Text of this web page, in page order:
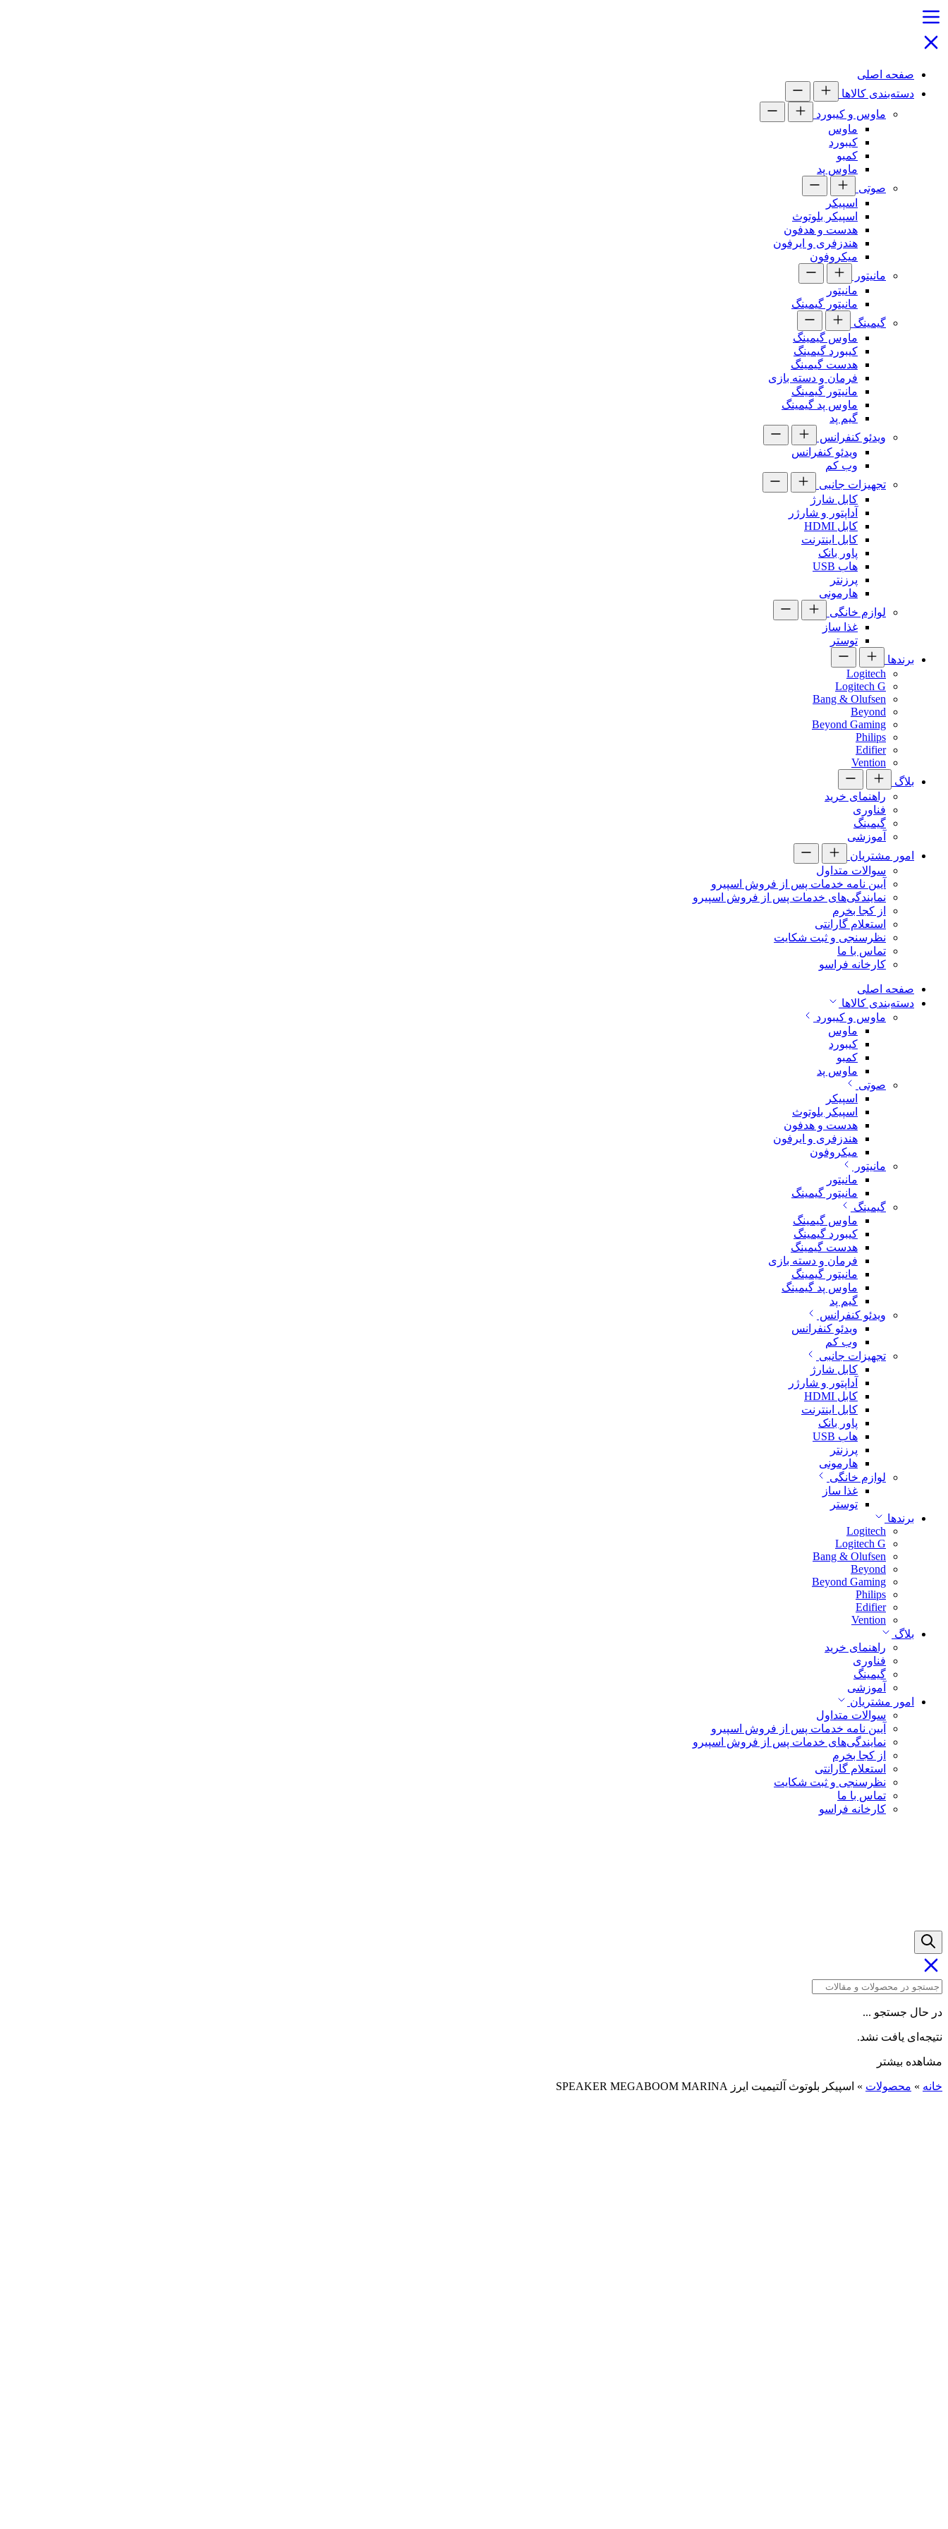
صفحه اصلی
دسته‌بندی کالاها
ماوس و کیبورد
ماوس
کیبورد
کمبو
ماوس پد
صوتی
اسپیکر
اسپیکر بلوتوث
هدست و هدفون
هندزفری و ایرفون
میکروفون
مانیتور
مانیتور
مانیتور گیمینگ
گیمینگ
ماوس گیمینگ
کیبورد گیمینگ
هدست گیمینگ
فرمان و دسته بازی
مانیتور گیمینگ
ماوس پد گیمینگ
گیم پد
ویدئو کنفرانس
ویدئو کنفرانس
وب کم
تجهیزات جانبی
کابل شارژ
آداپتور و شارژر
کابل HDMI
کابل اینترنت
پاور بانک
هاب USB
پرزنتر
هارمونی
لوازم خانگی
غذا ساز
توستر
برندها
Logitech
Logitech G
Bang & Olufsen
Beyond
Beyond Gaming
Philips
Edifier
Vention
بلاگ
راهنمای خرید
فناوری
گیمینگ
آموزشی
امور مشتریان
سوالات متداول
آیین نامه خدمات پس از فروش اسپیرو
نمایندگی‌های خدمات پس از فروش اسپیرو
از کجا بخرم
استعلام گارانتی
نظرسنجی و ثبت شکایت
تماس با ما
کارخانه فراسو
صفحه اصلی
دسته‌بندی کالاها
ماوس و کیبورد
ماوس
کیبورد
کمبو
ماوس پد
صوتی
اسپیکر
اسپیکر بلوتوث
هدست و هدفون
هندزفری و ایرفون
میکروفون
مانیتور
مانیتور
مانیتور گیمینگ
گیمینگ
ماوس گیمینگ
کیبورد گیمینگ
هدست گیمینگ
فرمان و دسته بازی
مانیتور گیمینگ
ماوس پد گیمینگ
گیم پد
ویدئو کنفرانس
ویدئو کنفرانس
وب کم
تجهیزات جانبی
کابل شارژ
آداپتور و شارژر
کابل HDMI
کابل اینترنت
پاور بانک
هاب USB
پرزنتر
هارمونی
لوازم خانگی
غذا ساز
توستر
برندها
Logitech
Logitech G
Bang & Olufsen
Beyond
Beyond Gaming
Philips
Edifier
Vention
بلاگ
راهنمای خرید
فناوری
گیمینگ
آموزشی
امور مشتریان
سوالات متداول
آیین نامه خدمات پس از فروش اسپیرو
نمایندگی‌های خدمات پس از فروش اسپیرو
از کجا بخرم
استعلام گارانتی
نظرسنجی و ثبت شکایت
تماس با ما
کارخانه فراسو
در حال جستجو ...
نتیجه‌ای یافت نشد.
مشاهده بیشتر
خانه » محصولات » اسپیکر بلوتوث آلتیمیت ایرز SPEAKER MEGABOOM MARINA